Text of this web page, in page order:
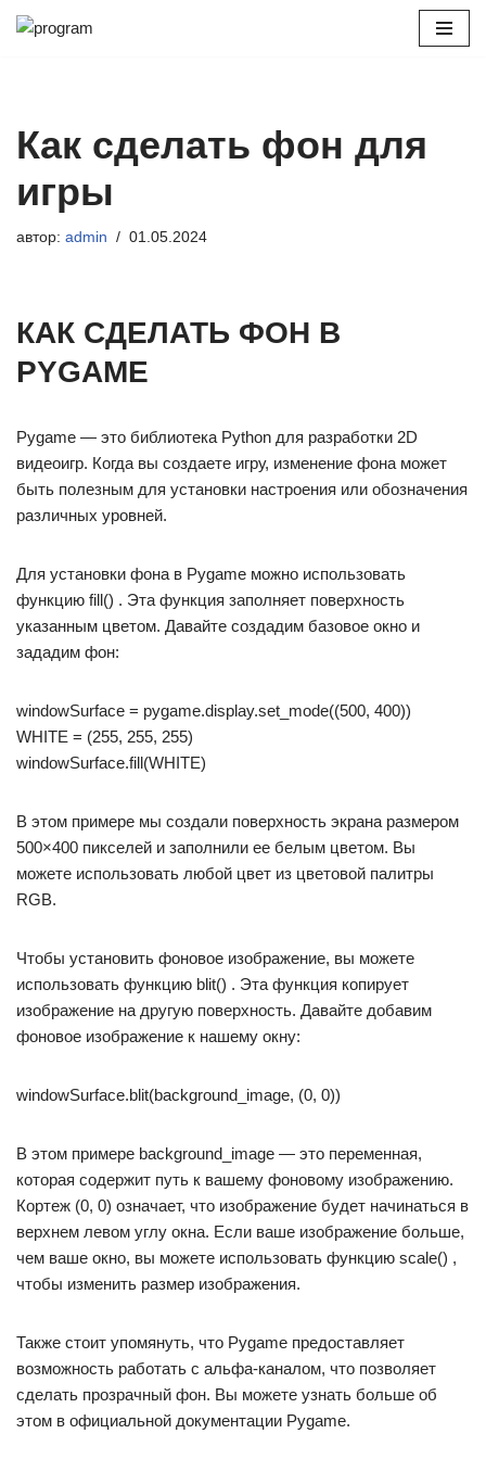
Как сделать фон для
игры
автор: admin 01.05.2024
КАК СДЕЛАТЬ ФОН В
PYGAME
Pygame — это библиотека Python для разработки 2D
видеоигр. Когда вы создаете игру, изменение фона может
быть полезным для установки настроения или обозначения
различных уровней.
Для установки фона в Pygame можно использовать
функцию fill() . Эта функция заполняет поверхность
указанным цветом. Давайте создадим базовое окно и
зададим фон:
windowSurface = pygame.display.set_mode((500, 400))
WHITE = (255, 255, 255)
windowSurface.fill(WHITE)
В этом примере мы создали поверхность экрана размером
500×400 пикселей и заполнили ее белым цветом. Вы
можете использовать любой цвет из цветовой палитры
RGB.
Чтобы установить фоновое изображение, вы можете
использовать функцию blit() . Эта функция копирует
изображение на другую поверхность. Давайте добавим
фоновое изображение к нашему окну:
windowSurface.blit(background_image, (0, 0))
В этом примере background_image — это переменная,
которая содержит путь к вашему фоновому изображению.
Кортеж (0, 0) означает, что изображение будет начинаться в
верхнем левом углу окна. Если ваше изображение больше,
чем ваше окно, вы можете использовать функцию scale() ,
чтобы изменить размер изображения.
Также стоит упомянуть, что Pygame предоставляет
возможность работать с альфа-каналом, что позволяет
сделать прозрачный фон. Вы можете узнать больше об
этом в официальной документации Pygame.